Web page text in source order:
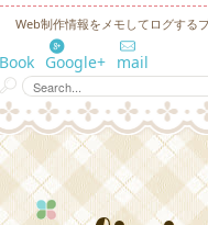
Web制作情報をメモしてログする
Google+ mail